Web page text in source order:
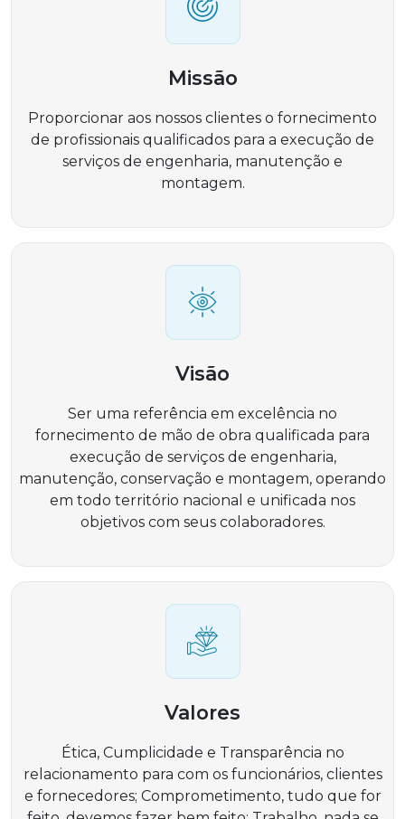
Missão
Proporcionar aos nossos clientes o fornecimento
de profissionais qualificados para a execução de
serviços de engenharia, manutenção e
montagem.
Visão
Ser uma referência em excelência no
fornecimento de mão de obra qualificada para
execução de serviços de engenharia,
manutenção, conservação e montagem, operando
em todo território nacional e unificada nos
objetivos com seus colaboradores.
Valores
Ética, Cumplicidade e Transparência no
relacionamento para com os funcionários, clientes
e fornecedores; Comprometimento, tudo que for